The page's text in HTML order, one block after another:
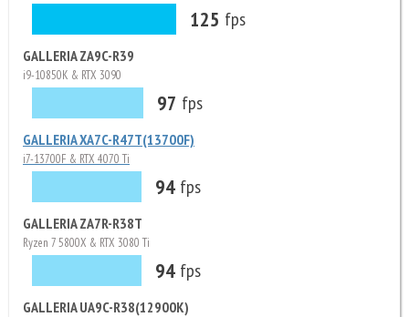
125 fps
GALLERIA ZA9C-R39
i9-10850K & RTX 3090
97 fps
GALLERIA XA7C-R47T(13700F)
i7-13700F & RTX 4070 Ti
94 fps
GALLERIA ZA7R-R38T
Ryzen 7 5800X & RTX 3080 Ti
94 fps
GALLERIA UA9C-R38(12900K)